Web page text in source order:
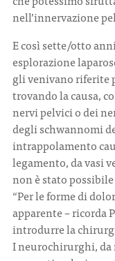
nell’innervazione
E così sette/otto
esplorazione
gli venivano riferite
trovando la causa,
nervi pelvici o dei
degli schwannomi
intrappolamento
legamento, da vasi
non è stato
“Per le forme di
apparente – ricorda
introdurre la
I neurochirurghi,